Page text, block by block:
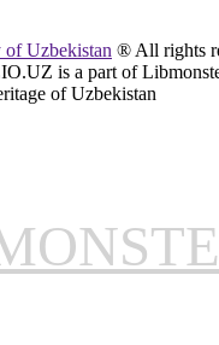
Uzbekistan ® All rights
is a part of
of Uzbekistan